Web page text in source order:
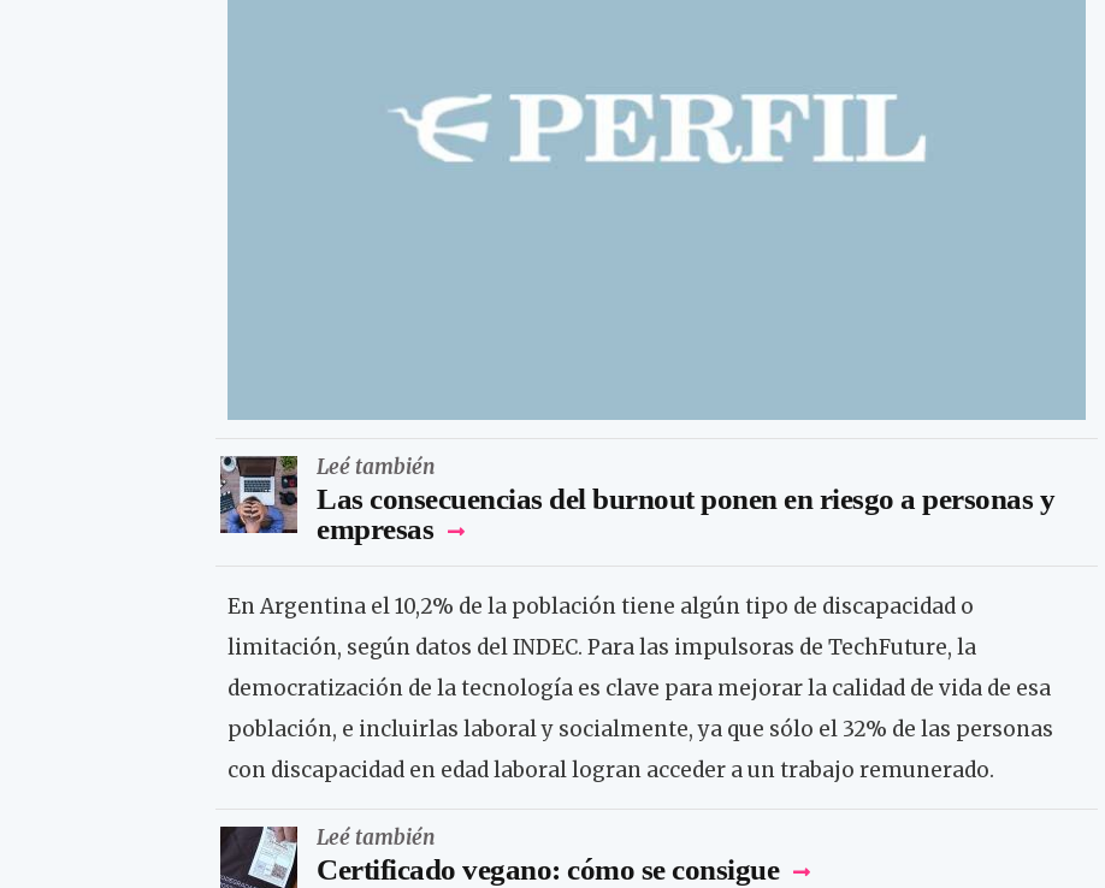
Leé también
Las consecuencias del burnout ponen en riesgo a personas y
empresas
En Argentina el 10,2% de la población tiene algún tipo de discapacidad o
limitación, según datos del INDEC. Para las impulsoras de TechFuture, la
democratización de la tecnología es clave para mejorar la calidad de vida de esa
población, e incluirlas laboral y socialmente, ya que sólo el 32% de las personas
con discapacidad en edad laboral logran acceder a un trabajo remunerado.
Leé también
Certificado vegano: cómo se consigue